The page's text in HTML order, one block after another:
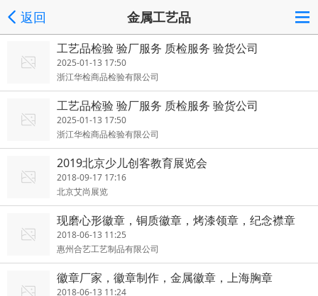
返回 金属工艺品
工艺品检验 验厂服务 质检服务 验货公司
2025-01-13 17:50
浙江华检商品检验有限公司
工艺品检验 验厂服务 质检服务 验货公司
2025-01-13 17:50
浙江华检商品检验有限公司
2019北京少儿创客教育展览会
2018-09-17 17:16
北京艾尚展览
现磨心形徽章，铜质徽章，烤漆领章，纪念襟章
2018-06-13 11:25
惠州合艺工艺制品有限公司
徽章厂家，徽章制作，金属徽章，上海胸章
2018-06-13 11:24